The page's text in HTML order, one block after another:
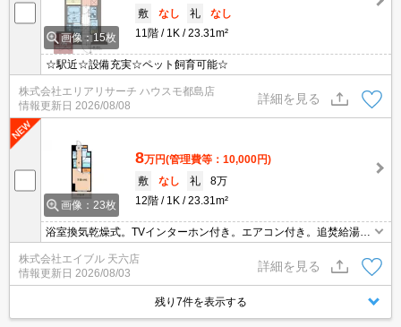
画像：15枚
敷
なし 礼
なし
11階
1K 23.31m²
☆駅近☆設備充実☆ペット飼育可能☆
株式会社エリアリサーチ ハウスモ都島店
情報更新日 2026/08/08
詳細を見る
画像：23枚
8万円(管理費等：10,000円)
敷
なし 礼
8万
12階
1K 23.31m²
浴室換気乾燥式。TVインターホン付き。エアコン付き。追焚給湯。
オートロック。犬・猫計1匹まで飼育可。退去時清掃費44,000円。
退去時、エアコン洗浄代16,500円。
株式会社エイブル 天六店
情報更新日 2026/08/03
詳細を見る
残り7件を表示する